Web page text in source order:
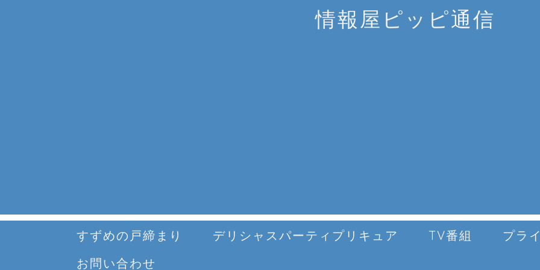
情報屋ピッピ通信
すずめの戸締まり デリシャスパーティプリキュア TV番組
プラ
お問い合わせ